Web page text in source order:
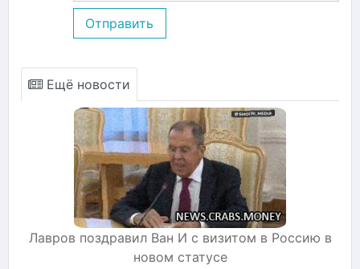
Отправить
Ещё новости
Лавров поздравил Ван И с визитом в Россию в
новом статусе